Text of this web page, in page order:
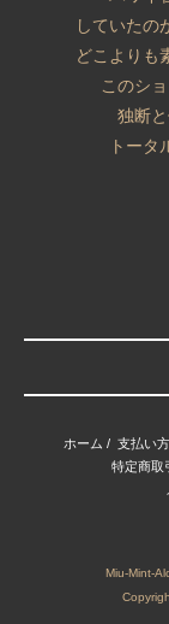
していたの
どこよりも
このシ
独断
トータ
ホーム / 支払い
特定商取
Miu-Mint-